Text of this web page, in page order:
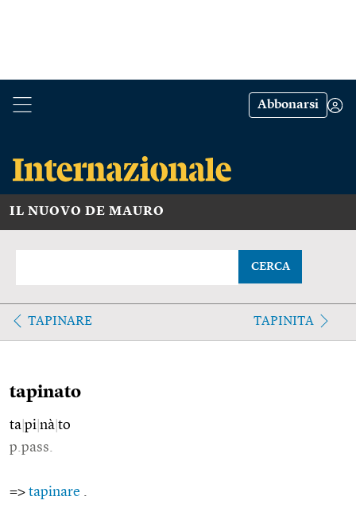
Abbonarsi
IL NUOVO DE MAURO
CERCA
TAPINARE TAPINITA
tapinato
ta pi nà to
p.pass.
=> tapinare